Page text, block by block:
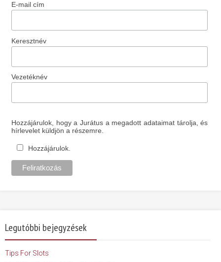
E-mail cím
Keresztnév
Vezetéknév
Hozzájárulok, hogy a Jurátus a megadott adataimat tárolja, és
hírlevelet küldjön a részemre.
Hozzájárulok.
Legutóbbi bejegyzések
Tips For Slots